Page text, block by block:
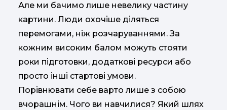
Але ми бачимо лише невелику частину
картини. Люди охочіше діляться
перемогами, ніж розчаруваннями. За
кожним високим балом можуть стояти
роки підготовки, додаткові ресурси або
просто інші стартові умови.
Порівнювати себе варто лише з собою
вчорашнім. Чого ви навчилися? Який шлях